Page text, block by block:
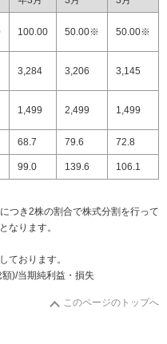
100.00 50.00※ 50.00※
3,284 3,206 3,145
1,499 2,499 1,499
68.7 79.6 72.8
99.0 139.6 106.1
つき2株の割合で株式分割を行って
なります。
ております。
)/当期純利益・損失
このページのトップへ